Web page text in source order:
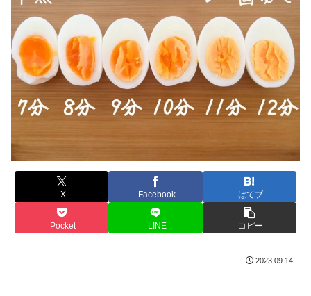
X Facebook はてブ
Pocket LINE コピー
2023.09.14